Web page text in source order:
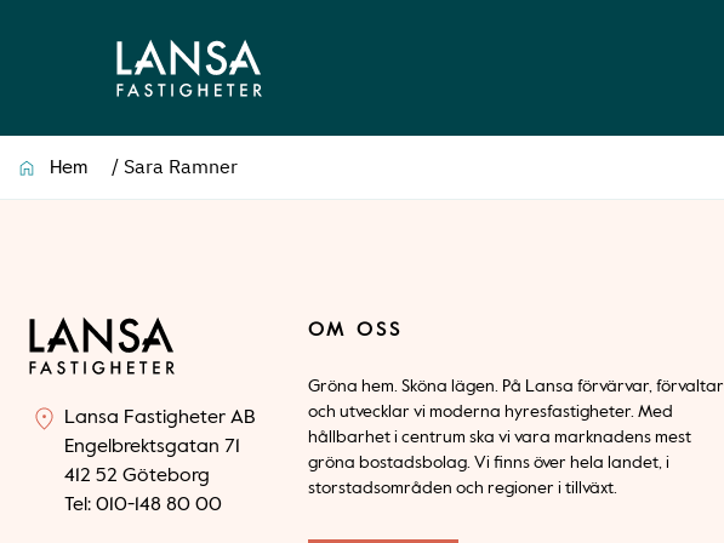
Hem / Sara Ramner
Lansa Fastigheter AB
Engelbrektsgatan 71
412 52 Göteborg
Tel: 010-148 80 00
OM OSS
Gröna hem. Sköna lägen. På Lansa förvärvar, förvaltar
och utvecklar vi moderna hyresfastigheter. Med
hållbarhet i centrum ska vi vara marknadens mest
gröna bostadsbolag. Vi finns över hela landet, i
storstadsområden och regioner i tillväxt.